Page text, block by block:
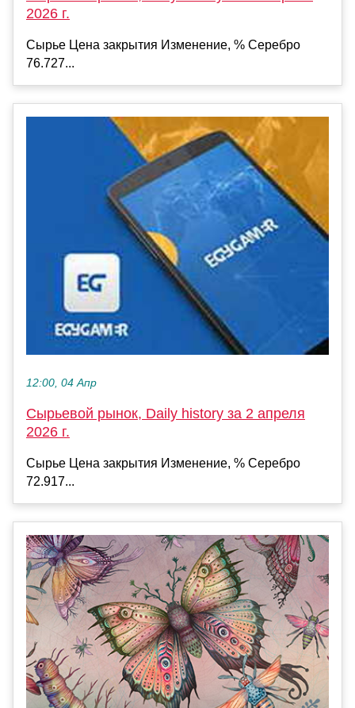
2026 г.
Сырье Цена закрытия Изменение, % Серебро
76.727...
12:00, 04 Апр
Сырьевой рынок, Daily history за 2 апреля
2026 г.
Сырье Цена закрытия Изменение, % Серебро
72.917...